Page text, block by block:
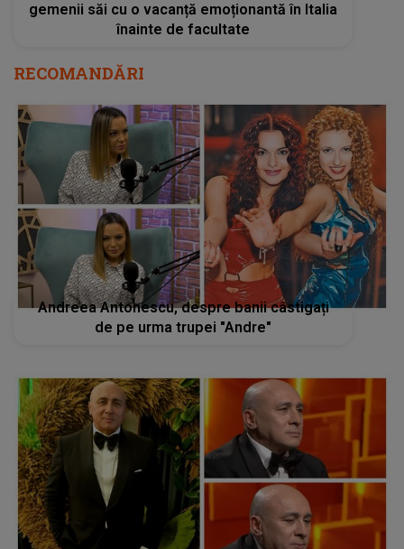
gemenii săi cu o vacanță emoționantă în Italia
înainte de facultate
RECOMANDĂRI
Andreea Antonescu, despre banii câstigați
de pe urma trupei "Andre"